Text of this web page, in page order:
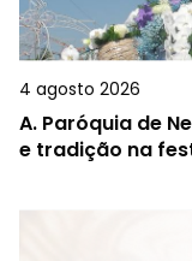
4 agosto 2026
A. Paróquia de
e tradição na